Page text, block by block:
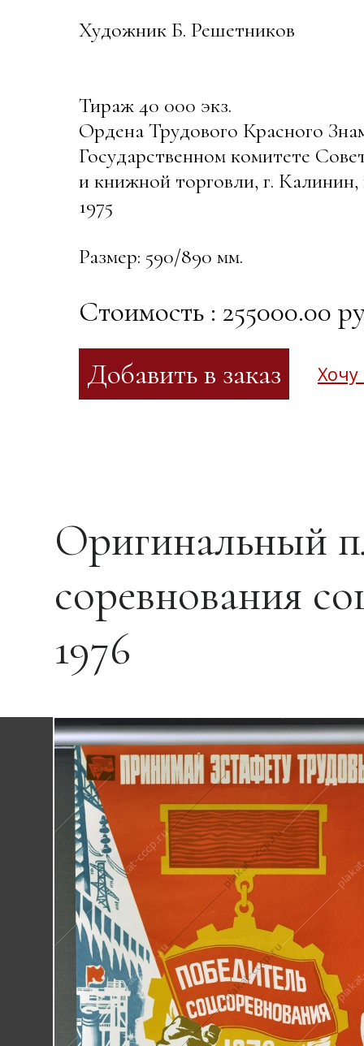
Художник Б. Решетников
Тираж 40 000 экз.
Ордена Трудового Красного
Государственном комитете
и книжной торговли, г. Калинин,
1975
Размер: 590/890 мм.
Стоимость : 255000.00
Хочу
Оригинальный
соревнования
1976